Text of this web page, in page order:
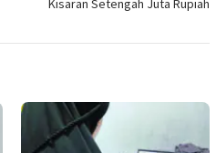
Kisaran Setengah Juta Rupiah